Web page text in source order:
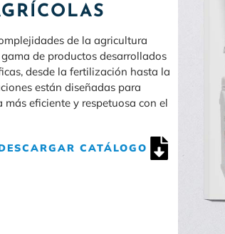
de la agricultura
de productos desarrollados
desde la fertilización hasta la
están diseñadas para
eficiente y respetuosa con el
CATÁLOGO